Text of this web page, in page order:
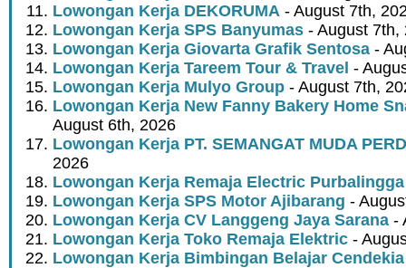
Lowongan Kerja DEKORUMA - August 7th,
Lowongan Kerja SPS Banyumas - August 7th,
Lowongan Kerja Giovarta Grafik Sentosa -
Lowongan Kerja Tareem Tour & Travel -
Lowongan Kerja Mulyo Group - August 7th,
Lowongan Kerja New Fanny Bakery Home
August 6th, 2026
Lowongan Kerja PT. SEMANGAT MUDA
2026
Lowongan Kerja Remaja Electric Purbalingga
Lowongan Kerja SPS Motor Ajibarang -
Lowongan Kerja CV Langgeng Jaya Sarana -
Lowongan Kerja Toko Remaja Elektric -
Lowongan Kerja Bimbingan Belajar